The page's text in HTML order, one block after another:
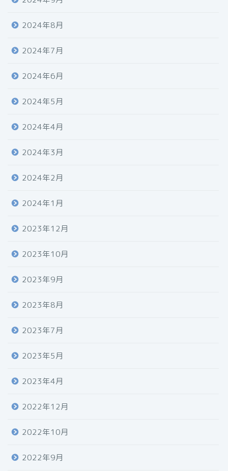
2024年8月
2024年7月
2024年6月
2024年5月
2024年4月
2024年3月
2024年2月
2024年1月
2023年12月
2023年10月
2023年9月
2023年8月
2023年7月
2023年5月
2023年4月
2022年12月
2022年10月
2022年9月